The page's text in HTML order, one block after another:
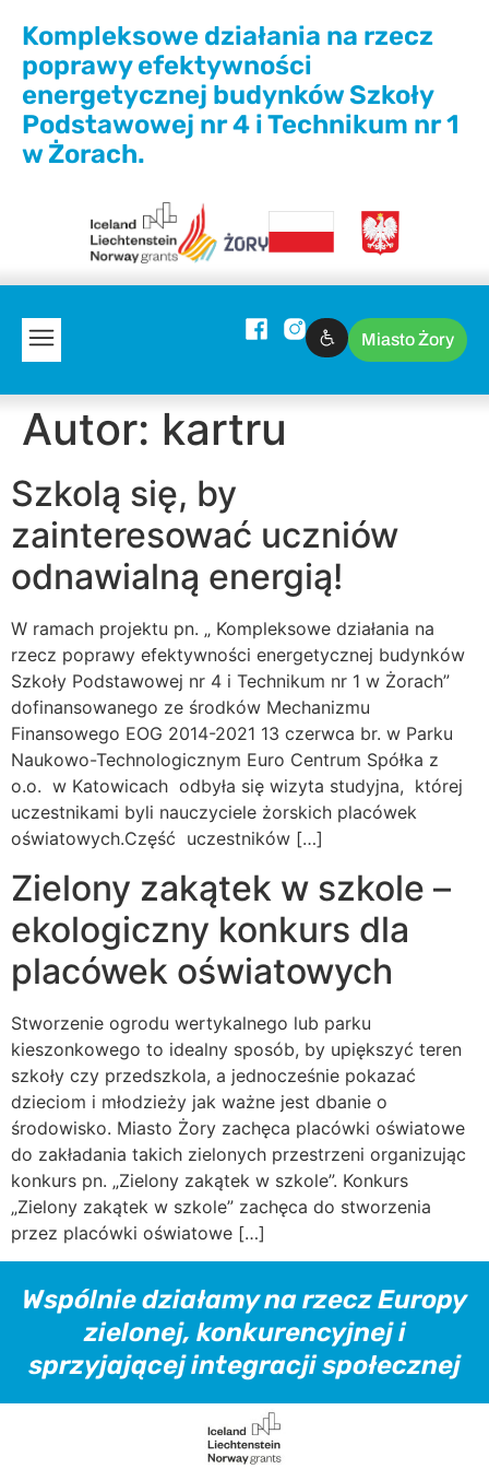
Kompleksowe działania na rzecz
poprawy efektywności
energetycznej budynków Szkoły
Podstawowej nr 4 i Technikum nr 1
w Żorach.
Miasto Żory
Autor: kartru
Szkolą się, by
zainteresować uczniów
odnawialną energią!
W ramach projektu pn. „ Kompleksowe działania na
rzecz poprawy efektywności energetycznej budynków
Szkoły Podstawowej nr 4 i Technikum nr 1 w Żorach”
dofinansowanego ze środków Mechanizmu
Finansowego EOG 2014-2021 13 czerwca br. w Parku
Naukowo-Technologicznym Euro Centrum Spółka z
o.o. w Katowicach odbyła się wizyta studyjna, której
uczestnikami byli nauczyciele żorskich placówek
oświatowych.Część uczestników […]
Zielony zakątek w szkole –
ekologiczny konkurs dla
placówek oświatowych
Stworzenie ogrodu wertykalnego lub parku
kieszonkowego to idealny sposób, by upiększyć teren
szkoły czy przedszkola, a jednocześnie pokazać
dzieciom i młodzieży jak ważne jest dbanie o
środowisko. Miasto Żory zachęca placówki oświatowe
do zakładania takich zielonych przestrzeni organizując
konkurs pn. „Zielony zakątek w szkole”. Konkurs
„Zielony zakątek w szkole” zachęca do stworzenia
przez placówki oświatowe […]
Wspólnie działamy na rzecz Europy
zielonej, konkurencyjnej i
sprzyjającej integracji społecznej